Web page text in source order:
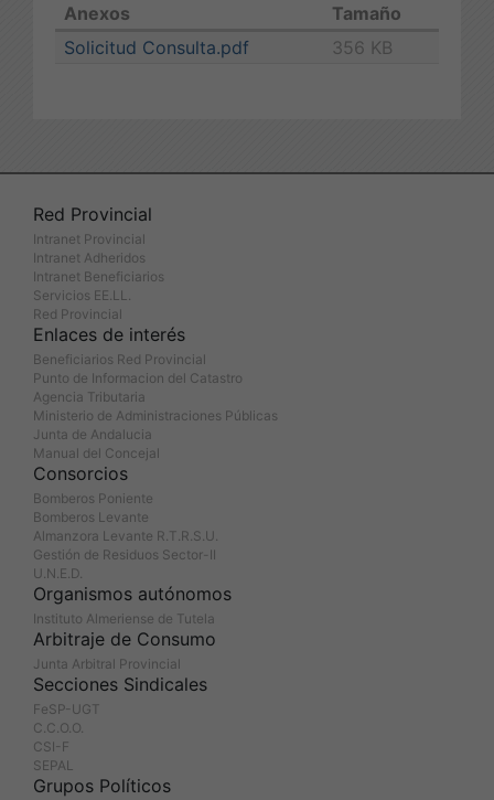
Anexos
Tamaño
Solicitud Consulta.pdf
356 KB
Red Provincial
Intranet Provincial
Intranet Adheridos
Intranet Beneficiarios
Servicios EE.LL.
Red Provincial
Enlaces de interés
Beneficiarios Red Provincial
Punto de Informacion del Catastro
Agencia Tributaria
Ministerio de Administraciones Públicas
Junta de Andalucia
Manual del Concejal
Consorcios
Bomberos Poniente
Bomberos Levante
Almanzora Levante R.T.R.S.U.
Gestión de Residuos Sector-II
U.N.E.D.
Organismos autónomos
Instituto Almeriense de Tutela
Arbitraje de Consumo
Junta Arbitral Provincial
Secciones Sindicales
FeSP-UGT
C.C.O.O.
CSI-F
SEPAL
Grupos Políticos